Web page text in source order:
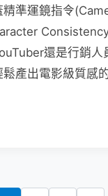
精準運鏡指令
還是行銷人
產出電影級質感